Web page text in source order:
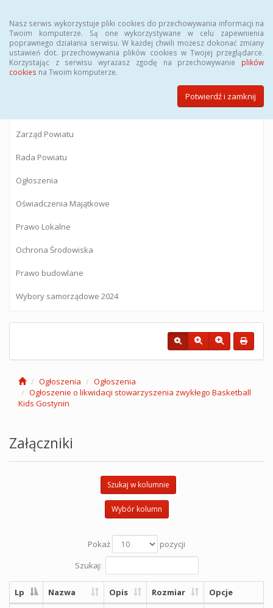
Nasz serwis wykorzystuje pliki cookies do przechowywania informacji na
Twoim komputerze. Są one wykorzystywane w celu zapewnienia
poprawnego działania serwisu. W każdej chwili możesz dokonać zmiany
ustawień dot. przechowywania plików cookies w Twojej przeglądarce.
Korzystając z serwisu wyrażasz zgodę na przechowywanie plików
cookies na Twoim komputerze.
Potwierdź i zamknij
BIULETYN INFORMACJI PUBLICZNEJ
Starostwa Powiatowego w Gostyninie
Zarząd Powiatu
Rada Powiatu
Ogłoszenia
Oświadczenia Majątkowe
Prawo Lokalne
Ochrona Środowiska
Prawo budowlane
Wybory samorządowe 2024
Ogłoszenia
Ogłoszenia
Ogłoszenie o likwidacji stowarzyszenia zwykłego Basketball
Kids Gostynin
Załączniki
Szukaj w kolumnie
Wybór kolumn
Pokaż
pozycji
Szukaj:
Lp Nazwa Opis Rozmiar Opcje